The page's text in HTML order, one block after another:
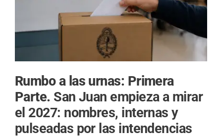
Rumbo a las urnas: Primera
Parte. San Juan empieza a mirar
el 2027: nombres, internas y
pulseadas por las intendencias